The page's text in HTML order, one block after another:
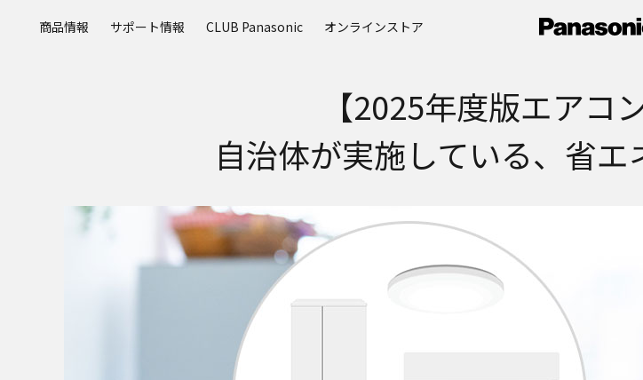
商品情報 サポート情報 CLUB Panasonic オンラインストア
【2025年度版エアコ
自治体が実施している、省